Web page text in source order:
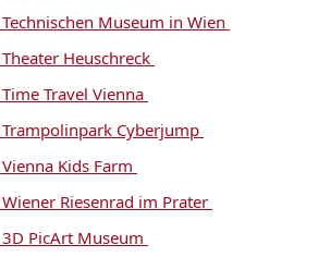
Museum in Wien
Heuschreck
Travel Vienna
Cyberjump
Kids Farm
Riesenrad im Prater
PicArt Museum